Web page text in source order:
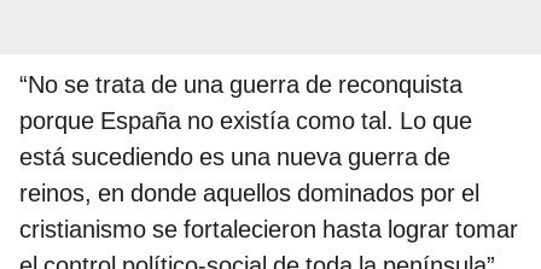
“No se trata de una guerra de reconquista
porque España no existía como tal. Lo que
está sucediendo es una nueva guerra de
reinos, en donde aquellos dominados por el
cristianismo se fortalecieron hasta lograr tomar